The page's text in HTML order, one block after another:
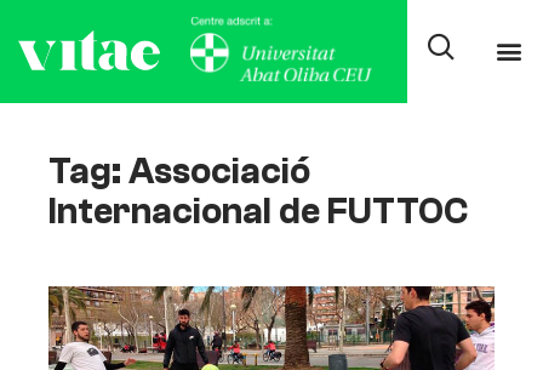
Tag: Associació
Internacional de FUTTOC